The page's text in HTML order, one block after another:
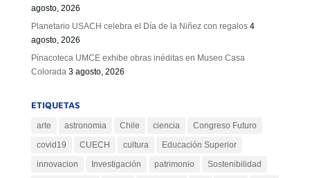
agosto, 2026
Planetario USACH celebra el Día de la Niñez con regalos 4
agosto, 2026
Pinacoteca UMCE exhibe obras inéditas en Museo Casa
Colorada 3 agosto, 2026
ETIQUETAS
arte astronomia Chile ciencia
Congreso Futuro
covid19
CUECH cultura
Educación Superior
innovacion
Investigación patrimonio
Sostenibilidad